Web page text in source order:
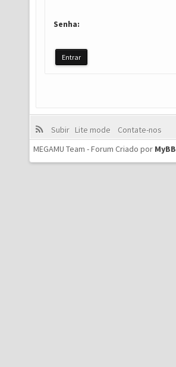
Senha:
Subir Lite mode
Contate-nos
MEGAMU Team - Forum Criado por MyBB